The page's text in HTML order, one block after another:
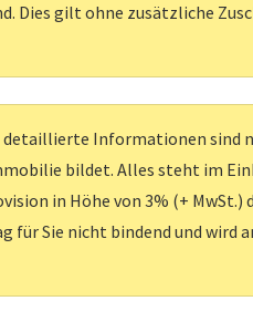
Dies gilt ohne zusätzliche
detaillierte Informationen sind
bildet. Alles steht im
in Höhe von 3% (+ MwSt.)
Sie nicht bindend und wird